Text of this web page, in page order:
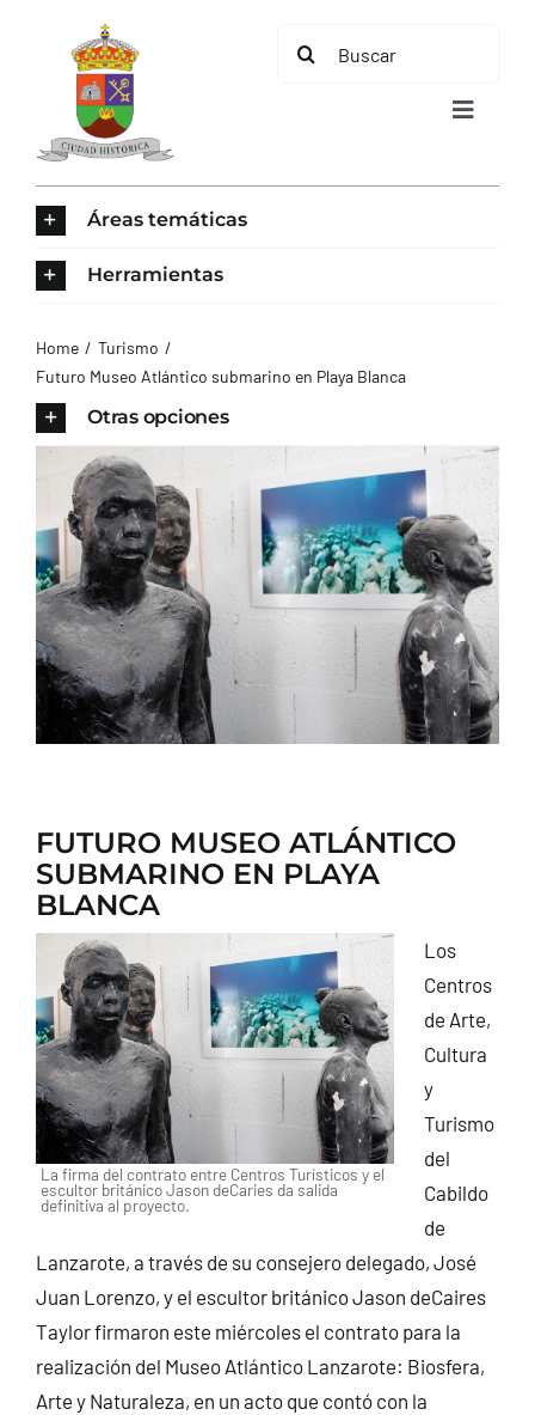
contenido
Buscar:
Toggle
AYUNTAMIENTO
TURISMO
CONTACTO
Áreas temáticas
Herramientas
Home
Turismo
Futuro Museo Atlántico submarino en Playa Blanca
Otras opciones
FUTURO MUSEO ATLÁNTICO
SUBMARINO EN PLAYA
BLANCA
La firma del contrato entre Centros Turísticos y el
escultor británico Jason deCaries da salida
definitiva al proyecto.
Los
Centros
de Arte,
Cultura
y
Turismo
del
Cabildo
de
Lanzarote, a través de su consejero delegado, José
Juan Lorenzo, y el escultor británico Jason deCaires
Taylor firmaron este miércoles el contrato para la
realización del Museo Atlántico Lanzarote: Biosfera,
Arte y Naturaleza, en un acto que contó con la